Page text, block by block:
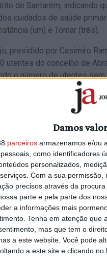
Damos
parceiros armazenamos e/ou
como identificadores
personalizados,
Com a sua permissão,
precisos através da
parte e pela parte dos
a informações mais
Tenha em atenção que
mas que tem o
a este website. Você pode
a este site e clicando
de Santarém, indicando
cuidados de saúde
(um) e Tomar (três).
presidido por Casimiro
utentes do concelho de
o número de utentes
que não quantificou.
integraram a recém-
Plátanos, em
Beira Tejo.
do executivo municipal de
Tejo. Estas médicas
Abrantes na preparação da
reforçaram as equipas da
de Tomar e da
serviço nestas
permitem ainda, no caso de